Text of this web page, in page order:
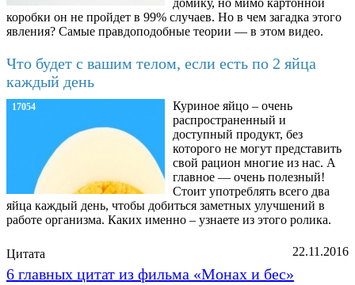
домику, но мимо картонной
коробки он не пройдет в 99% случаев. Но в чем загадка этого
явления? Самые правдоподобные теории — в этом видео.
Что будет с вашим телом, если есть по 2 яйца
каждый день
17054
Куриное яйцо – очень
распространенный и
доступный продукт, без
которого не могут представить
свой рацион многие из нас. А
главное — очень полезный!
Стоит употреблять всего два
яйца каждый день, чтобы добиться заметных улучшений в
работе организма. Каких именно – узнаете из этого ролика.
22.11.2016
Цитата
6 главных цитат из фильма «Монах и бес»